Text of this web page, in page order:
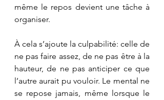
même le repos devient une tâche à
organiser.
À cela s’ajoute la culpabilité: celle de
ne pas faire assez, de ne pas être à la
hauteur, de ne pas anticiper ce que
l’autre aurait pu vouloir. Le mental ne
se repose jamais, même lorsque le